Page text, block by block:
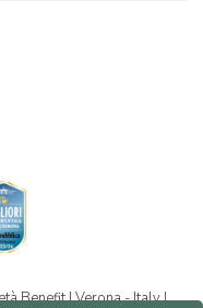
Benefit | Verona - Italy |